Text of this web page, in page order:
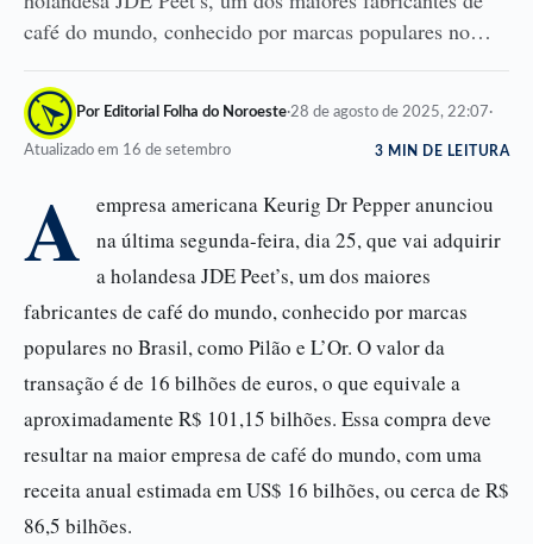
café do mundo, conhecido por marcas populares no…
Por Editorial Folha do Noroeste·28 de agosto de 2025, 22:07·
Atualizado em 16 de setembro 3 MIN DE LEITURA
A
empresa americana Keurig Dr Pepper anunciou
na última segunda-feira, dia 25, que vai adquirir
a holandesa JDE Peet’s, um dos maiores
fabricantes de café do mundo, conhecido por marcas
populares no Brasil, como Pilão e L’Or. O valor da
transação é de 16 bilhões de euros, o que equivale a
aproximadamente R$ 101,15 bilhões. Essa compra deve
resultar na maior empresa de café do mundo, com uma
receita anual estimada em US$ 16 bilhões, ou cerca de R$
86,5 bilhões.